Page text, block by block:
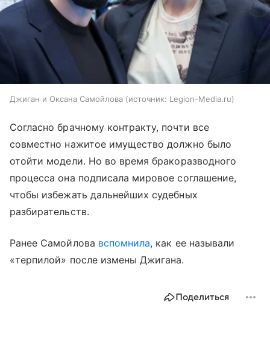
Джиган и Оксана Самойлова источник: Legion-Media.ru
Согласно брачному контракту, почти все
совместно нажитое имущество должно было
отойти модели. Но во время бракоразводного
процесса она подписала мировое соглашение,
чтобы избежать дальнейших судебных
разбирательств.
Ранее Самойлова вспомнила, как ее называли
«терпилой» после измены Джигана.
Поделиться